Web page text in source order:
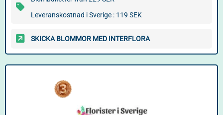
Leveranskostnad i Sverige : 119 SEK
SKICKA BLOMMOR MED INTERFLORA